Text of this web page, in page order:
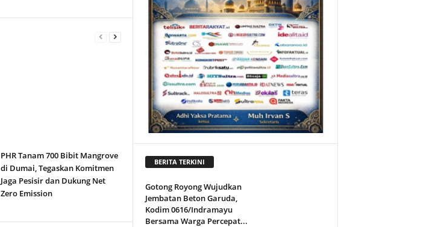
PHR Tanam 700 Bibit Mangrove
di Dumai, Tegaskan Komitmen
Jaga Pesisir dan Dukung Net
Zero Emission
BERITA TERKINI
Gotong Royong Wujudkan
Jembatan Beton Garuda,
Kodim 0616/Indramayu
Bersama Warga Percepat...